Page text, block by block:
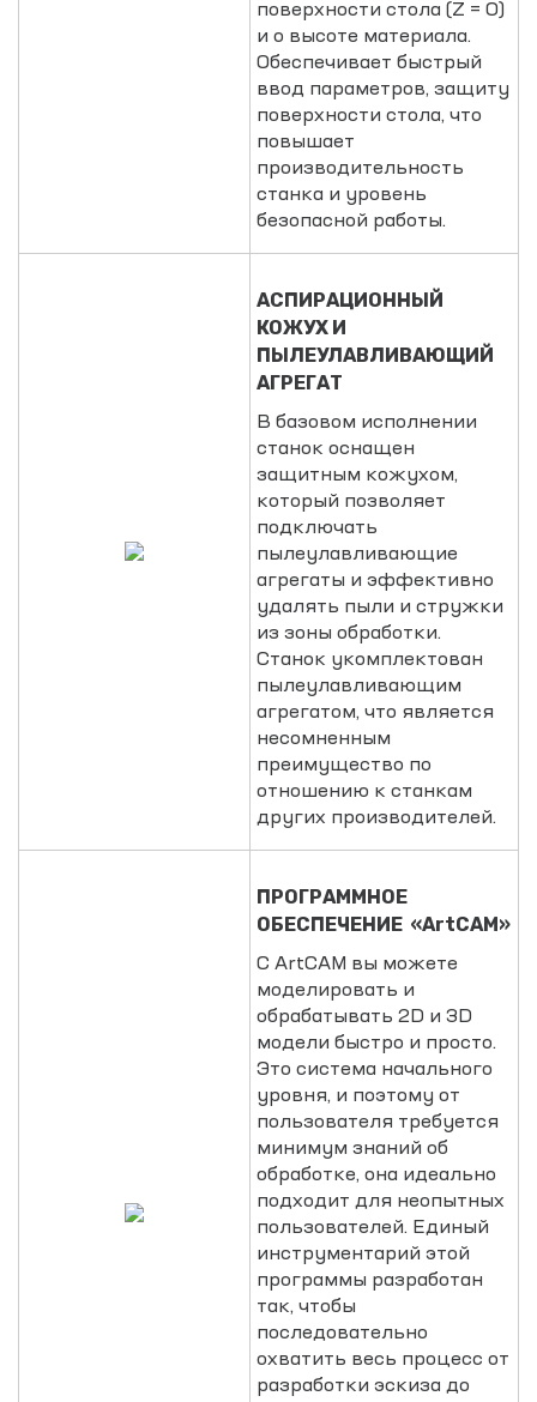
поверхности стола (Z = 0)
и о высоте материала.
Обеспечивает быстрый
ввод параметров, защиту
поверхности стола, что
повышает
производительность
станка и уровень
безопасной работы.
АСПИРАЦИОННЫЙ
КОЖУХ И
ПЫЛЕУЛАВЛИВАЮЩИЙ
АГРЕГАТ
В базовом исполнении
станок оснащен
защитным кожухом,
который позволяет
подключать
пылеулавливающие
агрегаты и эффективно
удалять пыли и стружки
из зоны обработки.
Станок укомплектован
пылеулавливающим
агрегатом, что является
несомненным
преимущество по
отношению к станкам
других производителей.
ПРОГРАММНОЕ
ОБЕСПЕЧЕНИЕ «ArtCAM»
С ArtCAM вы можете
моделировать и
обрабатывать 2D и 3D
модели быстро и просто.
Это система начального
уровня, и поэтому от
пользователя требуется
минимум знаний об
обработке, она идеально
подходит для неопытных
пользователей. Единый
инструментарий этой
программы разработан
так, чтобы
последовательно
охватить весь процесс от
разработки эскиза до